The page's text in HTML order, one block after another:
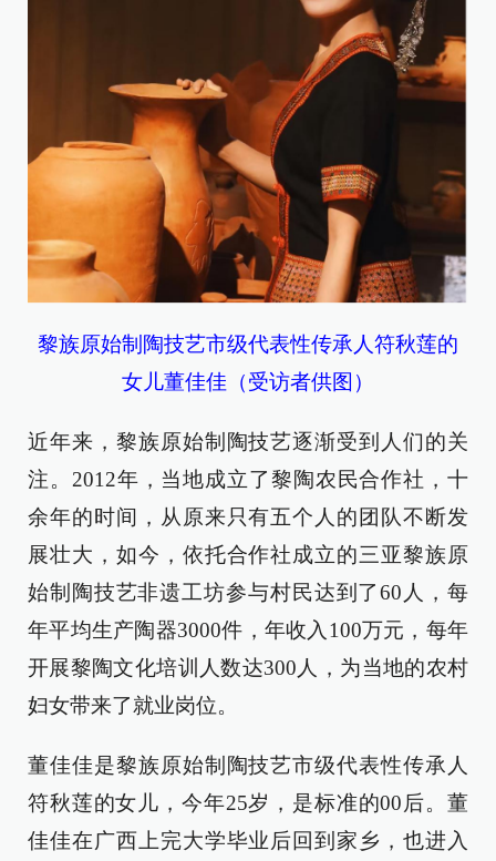
黎族原始制陶技艺市级代表性传承人符秋莲的
女儿董佳佳（受访者供图）
近年来，黎族原始制陶技艺逐渐受到人们的关
注。2012年，当地成立了黎陶农民合作社，十
余年的时间，从原来只有五个人的团队不断发
展壮大，如今，依托合作社成立的三亚黎族原
始制陶技艺非遗工坊参与村民达到了60人，每
年平均生产陶器3000件，年收入100万元，每年
开展黎陶文化培训人数达300人，为当地的农村
妇女带来了就业岗位。
董佳佳是黎族原始制陶技艺市级代表性传承人
符秋莲的女儿，今年25岁，是标准的00后。董
佳佳在广西上完大学毕业后回到家乡，也进入